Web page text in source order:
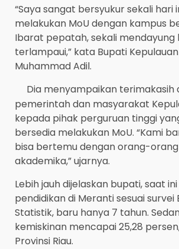
“Saya sangat bersyukur sekali hari
melakukan MoU dengan kampus
Ibarat pepatah, sekali mendayung
terlampaui,” kata Bupati
Muhammad Adil.
Dia menyampaikan terimakasih
pemerintah dan masyarakat
kepada pihak perguruan tinggi
bersedia melakukan MoU. “Kami
bisa bertemu dengan orang-
akademika,” ujarnya.
Lebih jauh dijelaskan bupati, saat
pendidikan di Meranti sesuai survei
Statistik, baru hanya 7 tahun.
kemiskinan mencapai 25,28
Provinsi Riau.